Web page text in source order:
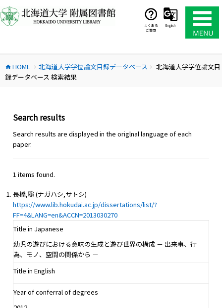
ン
テ
ス
キ
よくある
ご質問
English
home HOME chevron_right 北海道大学学位論文目録データベース chevron_right
北海道大学学位論文目
録データベース 検索結果
Search results
Search results are displayed in the origlnal language of each
paper.
1 items found.
長橋,聡 (ナガハシ,サトシ)
https://www.lib.hokudai.ac.jp/dissertations/list/?
FF=4&LANG=en&ACCN=2013030270
Title in Japanese
幼児の遊びにおける意味の生成と遊び世界の構成 － 出来事、行
為、モノ、空間の関係から －
Title in English
Year of conferral of degrees